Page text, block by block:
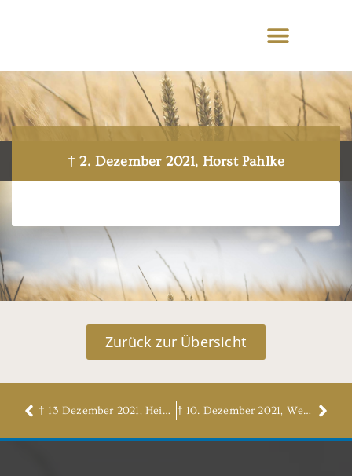
† 2. Dezember 2021, Horst Pahlke
Zurück zur Übersicht
† 13 Dezember 2021, Heinz Stein † 10. Dezember 2021, Werner Bockelmann